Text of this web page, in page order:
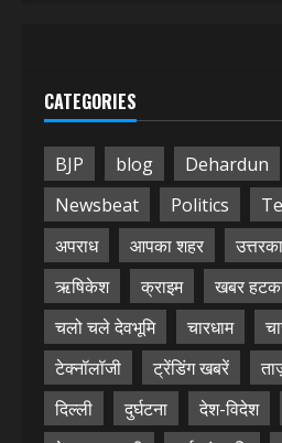
CATEGORIES
BJP blog Dehardun
Newsbeat
Politics
अपराध
आपका शहर
ऋषिकेश
क्राइम खबर
चलो चले देवभूमि
चारधाम
टेक्नॉलॉजी
ट्रेंडिंग खबरें
दिल्ली
दुर्घटना देश-विदेश